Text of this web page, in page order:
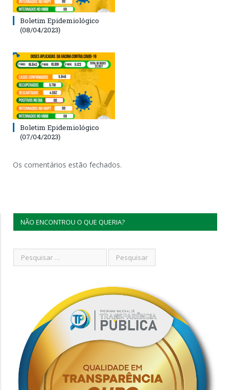
Boletim Epidemiológico
(08/04/2023)
Boletim Epidemiológico
(07/04/2023)
Os comentários estão fechados.
NÃO ENCONTROU O QUE QUERIA?